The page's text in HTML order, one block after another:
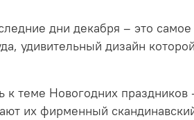
дни декабря – это
удивительный дизайн
теме Новогодних праздников
их фирменный